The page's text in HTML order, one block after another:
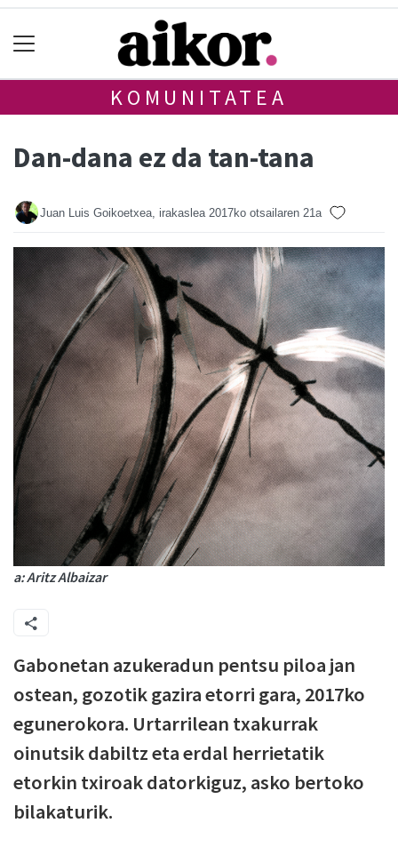
KOMUNITATEA
Dan-dana ez da tan-tana
Juan Luis Goikoetxea, irakaslea 2017ko otsailaren 21a
a: Aritz Albaizar
Gabonetan azukeradun pentsu piloa jan
ostean, gozotik gazira etorri gara, 2017ko
egunerokora. Urtarrilean txakurrak
oinutsik dabiltz eta erdal herrietatik
etorkin txiroak datorkiguz, asko bertoko
bilakaturik.